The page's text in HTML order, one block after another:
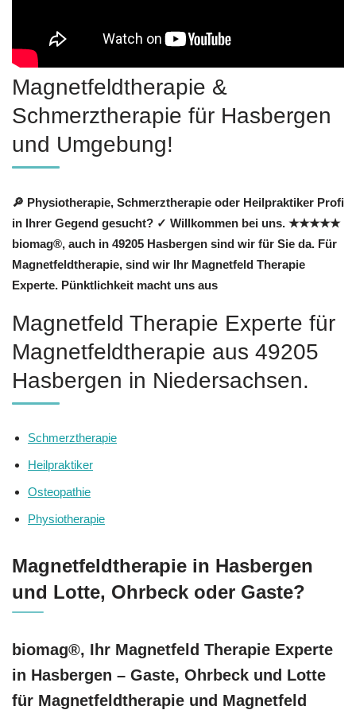
Magnetfeldtherapie &
Schmerztherapie für Hasbergen
und Umgebung!
🔎 Physiotherapie, Schmerztherapie oder Heilpraktiker Profi
in Ihrer Gegend gesucht? ✓ Willkommen bei uns. ★★★★★
biomag®, auch in 49205 Hasbergen sind wir für Sie da. Für
Magnetfeldtherapie, sind wir Ihr Magnetfeld Therapie
Experte. Pünktlichkeit macht uns aus
Magnetfeld Therapie Experte für
Magnetfeldtherapie aus 49205
Hasbergen in Niedersachsen.
Schmerztherapie
Heilpraktiker
Osteopathie
Physiotherapie
Magnetfeldtherapie in Hasbergen
und Lotte, Ohrbeck oder Gaste?
biomag®, Ihr Magnetfeld Therapie Experte
in Hasbergen – Gaste, Ohrbeck und Lotte
für Magnetfeldtherapie und Magnetfeld